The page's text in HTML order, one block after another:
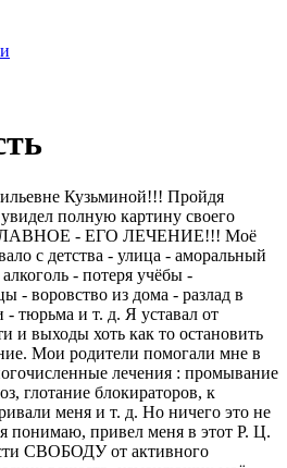
Кузьминой!!! Пройдя
полную картину своего
- ЕГО ЛЕЧЕНИЕ!!! Моё
с детства - улица - аморальный
- потеря учёбы -
- воровство из дома - разлад в
тюрьма и т. д. Я уставал от
и выходы хоть как то остановить
Мои родители помогали мне в
лечения : промывание
глотание блокираторов, к
меня и т. д. Но ничего это не
понимаю, привел меня в этот Р. Ц.
СВОБОДУ от активного